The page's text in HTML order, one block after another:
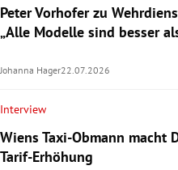
Peter Vorhofer zu
„Alle Modelle sind besser
Johanna Hager22.07.2026
Interview
Wiens Taxi-Obmann macht
Tarif-Erhöhung